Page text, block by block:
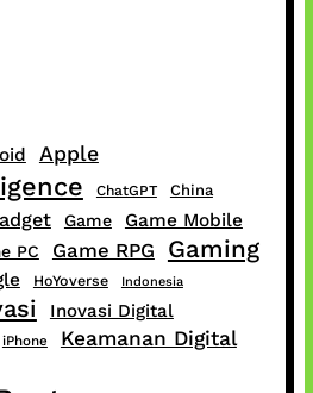
Apple
ChatGPT China
Game Game Mobile
PC Game RPG Gaming
HoYoverse Indonesia
Inovasi Digital
iPhone
Keamanan Digital